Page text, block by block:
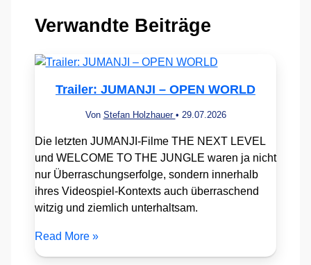
Verwandte Beiträge
Trailer: JUMANJI – OPEN WORLD
Von Stefan Holzhauer • 29.07.2026
Die letzten JUMANJI-Filme THE NEXT LEVEL
und WELCOME TO THE JUNGLE waren ja nicht
nur Überraschungserfolge, sondern innerhalb
ihres Videospiel-Kontexts auch überraschend
witzig und ziemlich unterhaltsam.
Read More »